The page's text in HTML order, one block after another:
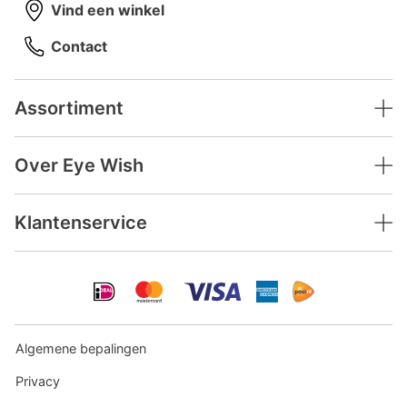
Assortiment
Over Eye Wish
Klantenservice
Vind een winkel
Contact
Algemene bepalingen
Privacy